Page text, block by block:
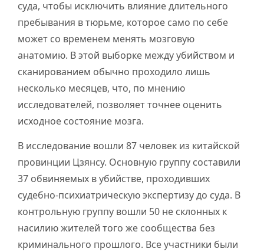
суда, чтобы исключить влияние длительного
пребывания в тюрьме, которое само по себе
может со временем менять мозговую
анатомию. В этой выборке между убийством и
сканированием обычно проходило лишь
несколько месяцев, что, по мнению
исследователей, позволяет точнее оценить
исходное состояние мозга.
В исследование вошли 87 человек из китайской
провинции Цзянсу. Основную группу составили
37 обвиняемых в убийстве, проходивших
судебно-психиатрическую экспертизу до суда. В
контрольную группу вошли 50 не склонных к
насилию жителей того же сообщества без
криминального прошлого. Все участники были